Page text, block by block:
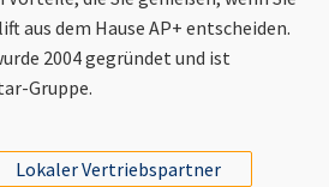
aus dem Hause AP+ entscheiden.
2004 gegründet und ist
Gruppe.
Lokaler Vertriebspartner